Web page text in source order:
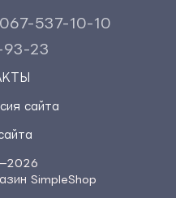
067-537-10-10
23
сайта
SimpleShop